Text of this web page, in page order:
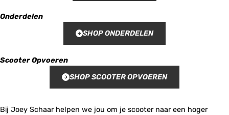
Onderdelen
SHOP ONDERDELEN
Scooter Opvoeren
SHOP SCOOTER OPVOEREN
Bij Joey Schaar helpen we jou om je scooter naar een hoger